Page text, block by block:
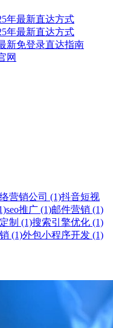
年最新直达方式
年最新直达方式
新免登录直达指南
网
营销公司 (1)抖音短视
seo推广 (1)邮件营销 (1)
制 (1)搜索引擎优化 (1)
(1)外包小程序开发 (1)